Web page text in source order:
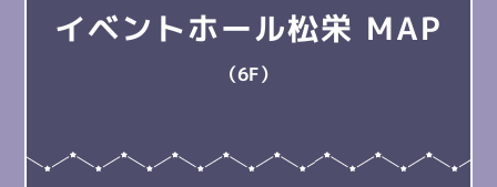
イベントホール松栄 MAP
（6F）